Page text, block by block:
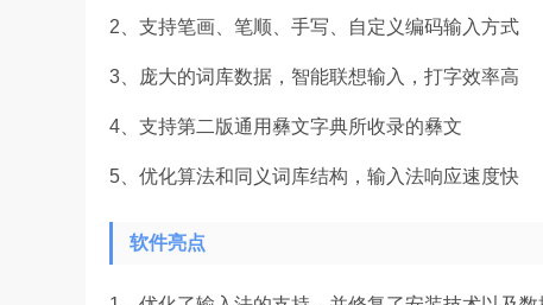
2、支持笔画、笔顺、手写、自定义编码输入方式
3、庞大的词库数据，智能联想输入，打字效率高
4、支持第二版通用彝文字典所收录的彝文
5、优化算法和同义词库结构，输入法响应速度快
软件亮点